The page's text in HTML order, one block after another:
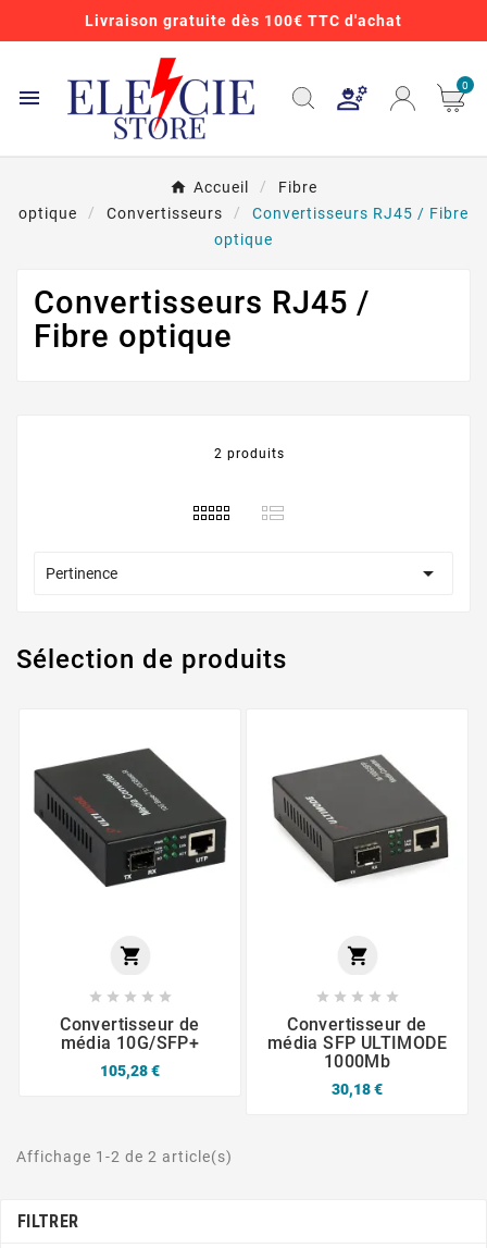
Livraison gratuite dès 100€ TTC d'achat
 0
Accueil
Fibre
optique
Convertisseurs
Convertisseurs RJ45 / Fibre
optique
Convertisseurs RJ45 /
Fibre optique
2 produits
Pertinence 
Sélection de produits

    
Convertisseur de
média 10G/SFP+
105,28 €

    
Convertisseur de
média SFP ULTIMODE
1000Mb
30,18 €
Affichage 1-2 de 2 article(s)
FILTRER